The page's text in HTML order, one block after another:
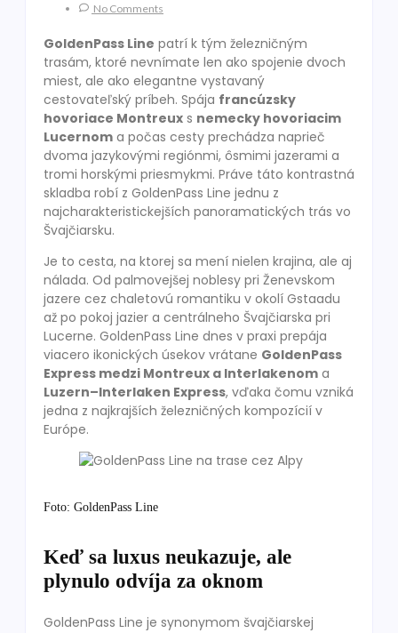
No Comments
GoldenPass Line patrí k tým železničným
trasám, ktoré nevnímate len ako spojenie dvoch
miest, ale ako elegantne vystavaný
cestovateľský príbeh. Spája francúzsky
hovoriace Montreux s nemecky hovoriacim
Lucernom a počas cesty prechádza naprieč
dvoma jazykovými regiónmi, ôsmimi jazerami a
tromi horskými priesmykmi. Práve táto kontrastná
skladba robí z GoldenPass Line jednu z
najcharakteristickejších panoramatických trás vo
Švajčiarsku.
Je to cesta, na ktorej sa mení nielen krajina, ale aj
nálada. Od palmovejšej noblesy pri Ženevskom
jazere cez chaletovú romantiku v okolí Gstaadu
až po pokoj jazier a centrálneho Švajčiarska pri
Lucerne. GoldenPass Line dnes v praxi prepája
viacero ikonických úsekov vrátane GoldenPass
Express medzi Montreux a Interlakenom a
Luzern–Interlaken Express, vďaka čomu vzniká
jedna z najkrajších železničných kompozícií v
Európe.
Foto: GoldenPass Line
Keď sa luxus neukazuje, ale
plynulo odvíja za oknom
GoldenPass Line je synonymom švajčiarskej